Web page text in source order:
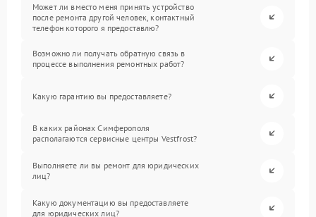
Может ли вместо меня принять устройство
после ремонта другой человек, контактный
телефон которого я предоставлю?
Возможно ли получать обратную связь в
процессе выполнения ремонтных работ?
Какую гарантию вы предоставляете?
В каких районах Симферополя
располагаются сервисные центры Vestfrost?
Выполняете ли вы ремонт для юридических
лиц?
Какую документацию вы предоставляете
для юридических лиц?